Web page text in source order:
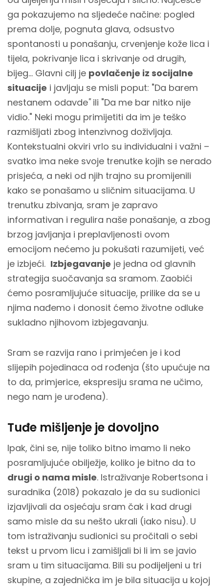
ga pokazujemo na sljedeće načine: pogled
prema dolje, pognuta glava, odsustvo
spontanosti u ponašanju, crvenjenje kože lica i
tijela, pokrivanje lica i skrivanje od drugih,
bijeg... Glavni cilj je povlačenje iz socijalne
situacije i javljaju se misli poput: "Da barem
nestanem odavde" ili "Da me bar nitko nije
vidio." Neki mogu primijetiti da im je teško
razmišljati zbog intenzivnog doživljaja.
Kontekstualni okviri vrlo su individualni i važni –
svatko ima neke svoje trenutke kojih se nerado
prisjeća, a neki od njih trajno su promijenili
kako se ponašamo u sličnim situacijama. U
trenutku zbivanja, sram je zapravo
informativan i regulira naše ponašanje, a zbog
brzog javljanja i preplavljenosti ovom
emocijom nećemo ju pokušati razumijeti, već
je izbjeći. Izbjegavanje je jedna od glavnih
strategija suočavanja sa sramom. Zaobići
ćemo posramljujuće situacije, prilike da se u
njima nađemo i donosit ćemo životne odluke
sukladno njihovom izbjegavanju.
Sram se razvija rano i primjećen je i kod
slijepih pojedinaca od rođenja (što upućuje na
to da, primjerice, ekspresiju srama ne učimo,
nego nam je urođena).
Tuđe mišljenje je dovoljno
Ipak, čini se, nije toliko bitno imamo li neko
posramljujuće obilježje, koliko je bitno da to
drugi o nama misle. Istraživanje Robertsona i
suradnika (2018) pokazalo je da su sudionici
izjavljivali da osjećaju sram čak i kad drugi
samo misle da su nešto ukrali (iako nisu). U
tom istraživanju sudionici su pročitali o sebi
tekst u prvom licu i zamišljali bi li im se javio
sram u tim situacijama. Bili su podijeljeni u tri
skupine, a zajednička im je bila situacija u kojoj